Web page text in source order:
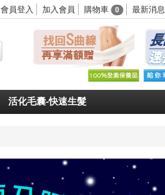
會員登入 加入會員 購物車 0 最新消息
活化毛囊-快速生髮